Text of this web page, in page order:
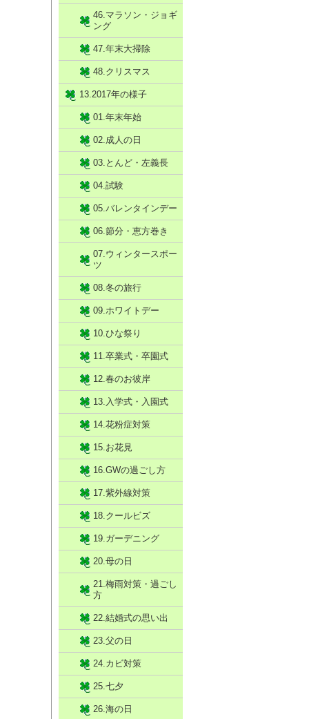
46.マラソン・ジョギ
ング
47.年末大掃除
48.クリスマス
13.2017年の様子
01.年末年始
02.成人の日
03.とんど・左義長
04.試験
05.バレンタインデー
06.節分・恵方巻き
07.ウィンタースポー
ツ
08.冬の旅行
09.ホワイトデー
10.ひな祭り
11.卒業式・卒園式
12.春のお彼岸
13.入学式・入園式
14.花粉症対策
15.お花見
16.GWの過ごし方
17.紫外線対策
18.クールビズ
19.ガーデニング
20.母の日
21.梅雨対策・過ごし
方
22.結婚式の思い出
23.父の日
24.カビ対策
25.七夕
26.海の日